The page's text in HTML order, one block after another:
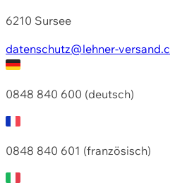
6210 Sursee
datenschutz@lehner-
0848 840 600 (deutsch)
0848 840 601 (französisch)